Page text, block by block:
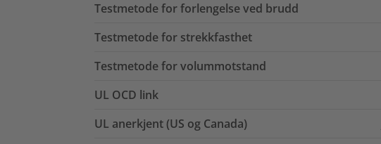
Testmetode for forlengelse ved brudd
Testmetode for strekkfasthet
Testmetode for volummotstand
UL OCD link
UL anerkjent (US og Canada)